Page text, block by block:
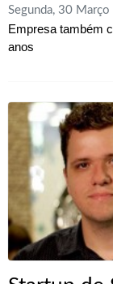
Segunda, 30
Empresa também
anos